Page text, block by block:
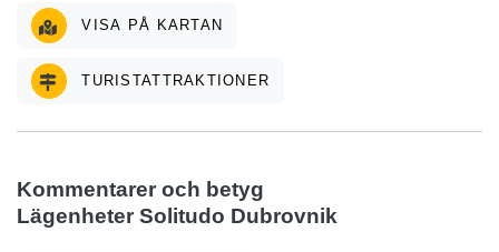
VISA PÅ KARTAN
TURISTATTRAKTIONER
Kommentarer och betyg
Lägenheter Solitudo Dubrovnik